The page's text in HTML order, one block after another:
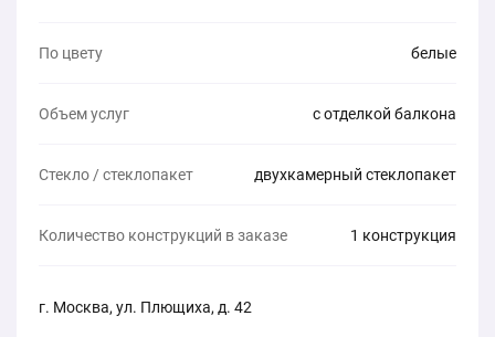
По цвету белые
Объем услуг с отделкой балкона
Стекло / стеклопакет двухкамерный стеклопакет
Количество конструкций в заказе 1 конструкция
г. Москва, ул. Плющиха, д. 42